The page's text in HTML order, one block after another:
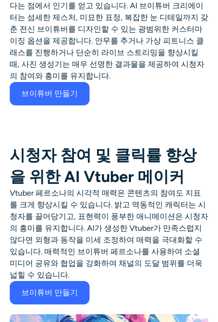
다는 점에서 인기를 얻고 있습니다. AI 브이튜버 크리에이
터는 섬세한 제스처, 미묘한 표정, 복잡한 눈 디테일까지 갖
춘 전신 브이튜버를 디자인할 수 있는 광범위한 커스터마
이징 옵션을 제공합니다. 안무를 추거나 가상 피트니스 클
래스를 진행하거나 단순히 라이브 스트리밍을 향상시킬
때, 사진 생성기는 매우 선명한 결과물을 제공하여 시청자
의 참여와 흥미를 유지합니다.
브이튜버 만들기
시청자 참여 및 클릭률 향상
을 위한 AI Vtuber 메이커
Vtuber 페르소나의 시각적 매력은 콘텐츠의 참여도 지표
를 크게 향상시킬 수 있습니다. 밝고 역동적인 캐릭터는 시
청자를 끌어당기고, 표현력이 풍부한 애니메이션은 시청자
의 흥미를 유지합니다. AI가 생성한 Vtuber가 만족스럽지
않다면 외형과 동작을 미세 조정하여 매력을 극대화할 수
있습니다. 매력적인 브이튜버 페르소나를 사용하여 소셜
미디어 공유와 협업을 강화하여 채널의 도달 범위를 더욱
넓힐 수 있습니다.
브이튜버 만들기